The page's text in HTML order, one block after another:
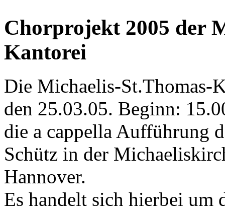
Chorprojekt 2005 der
Kantorei
Die Michaelis-St.Thomas-
den 25.03.05. Beginn:
die a cappella Aufführung
Schütz in der
Hannover.
Es handelt sich hierbei